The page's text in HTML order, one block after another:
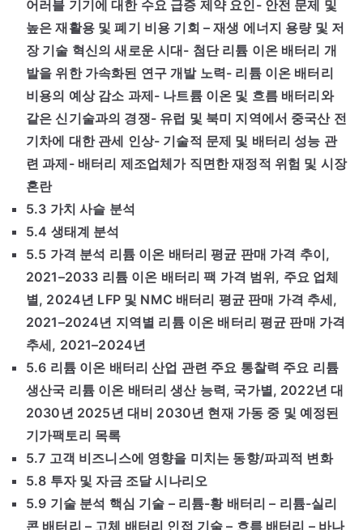
어러블 기기에 대한 수요 급증 제약 요인- 안전 문제 및
높은 재활용 및 폐기 비용 기회 – 재생 에너지 용량 및 저
장 기술 혁신의 새로운 시대- 첨단 리튬 이온 배터리 개
발을 위한 가속화된 연구 개발 노력- 리튬 이온 배터리
비용의 예상 감소 과제- 나트륨 이온 및 흐름 배터리와
같은 신기술과의 경쟁- 유럽 및 북미 지역에서 중국산 전
기차에 대한 관세 인상- 기술적 문제 및 배터리 성능 관
련 과제- 배터리 제조업체가 직면한 재정적 위험 및 시장
혼란
5.3 가치 사슬 분석
5.4 생태계 분석
5.5 가격 분석 리튬 이온 배터리 평균 판매 가격 추이,
2021–2033 리튬 이온 배터리 팩 가격 범위, 주요 업체
별, 2024년 LFP 및 NMC 배터리 평균 판매 가격 추세,
2021–2024년 지역별 리튬 이온 배터리 평균 판매 가격
추세, 2021–2024년
5.6 리튬 이온 배터리 산업 관련 주요 통찰력 주요 리튬
생산국 리튬 이온 배터리 생산 능력, 국가별, 2022년 대
2030년 2025년 대비 2030년 현재 가동 중 및 예정된
기가팩토리 목록
5.7 고객 비즈니스에 영향을 미치는 동향/파괴적 변화
5.8 투자 및 자금 조달 시나리오
5.9 기술 분석 핵심 기술 – 리튬-황 배터리 – 리튬-실리
콘 배터리 – 고체 배터리 인접 기술 – 흐름 배터리 – 바나